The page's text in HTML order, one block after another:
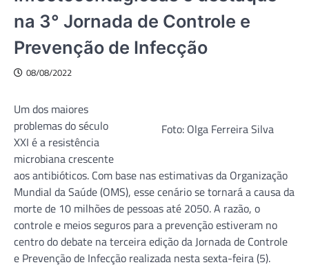
na 3° Jornada de Controle e
Prevenção de Infecção
08/08/2022
Foto: Olga Ferreira Silva
Um dos maiores
problemas do século
XXI é a resistência
microbiana crescente
aos antibióticos. Com base nas estimativas da Organização
Mundial da Saúde (OMS), esse cenário se tornará a causa da
morte de 10 milhões de pessoas até 2050. A razão, o
controle e meios seguros para a prevenção estiveram no
centro do debate na terceira edição da Jornada de Controle
e Prevenção de Infecção realizada nesta sexta-feira (5).